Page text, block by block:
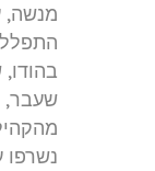
מנשה,
נשרפו